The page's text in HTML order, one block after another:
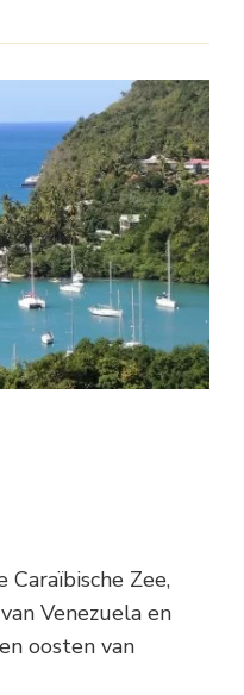
Caraïbische Zee,
Venezuela en
oosten van